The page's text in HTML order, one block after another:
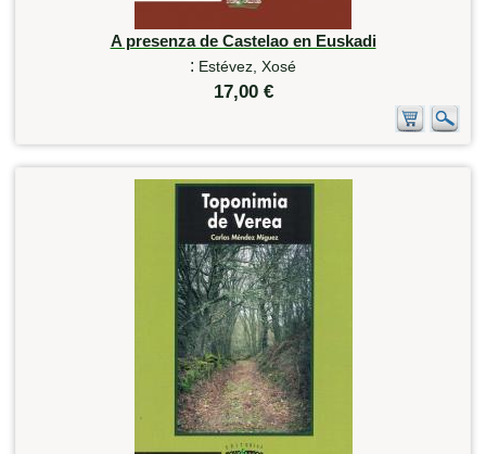
A presenza de Castelao en Euskadi
: Estévez, Xosé
17,00 €